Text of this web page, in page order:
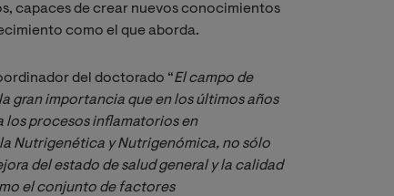
capaces de crear nuevos conocimientos
como el que aborda.
del doctorado “El campo de
gran importancia que en los últimos años
los procesos inflamatorios en
Nutrigenética y Nutrigenómica, no sólo
del estado de salud general y la calidad
el conjunto de factores